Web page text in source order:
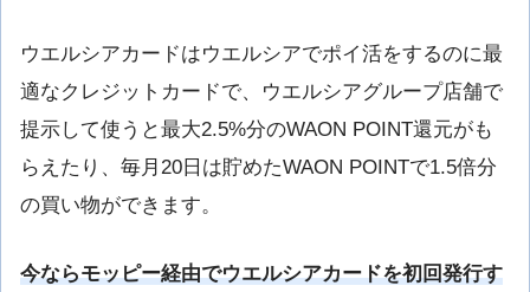
ウエルシアカードはウエルシアでポイ活をするのに最
適なクレジットカードで、ウエルシアグループ店舗で
提示して使うと最大2.5%分のWAON POINT還元がも
らえたり、毎月20日は貯めたWAON POINTで1.5倍分
の買い物ができます。
今ならモッピー経由でウエルシアカードを初回発行す